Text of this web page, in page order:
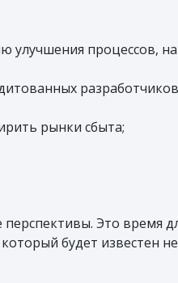
улучшения процессов,
рынки сбыта;
Это время
будет известен